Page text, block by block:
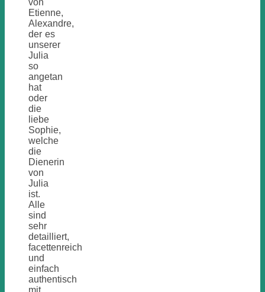
Etienne,
Alexandre,
der es
unserer
Julia
so
angetan
hat
oder
die
liebe
Sophie,
welche
die
Dienerin
von
Julia
ist.
Alle
sind
sehr
detailliert,
facettenreich
und
einfach
authentisch
mit